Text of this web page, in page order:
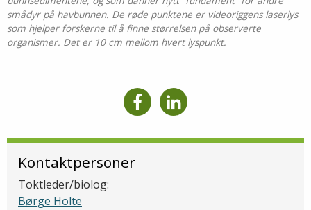
smådyr på havbunnen. De røde punktene er videoriggens laserlys
som hjelper forskerne til å finne størrelsen på observerte
organismer. Det er 10 cm mellom hvert lyspunkt.
Kontaktpersoner
Toktleder/biolog:
Børge Holte